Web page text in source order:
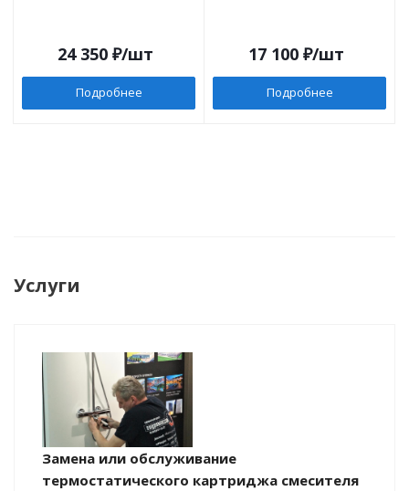
24 350 ₽/шт
Подробнее
17 100 ₽/шт
Подробнее
Услуги
Замена или обслуживание
термостатического картриджа смесителя